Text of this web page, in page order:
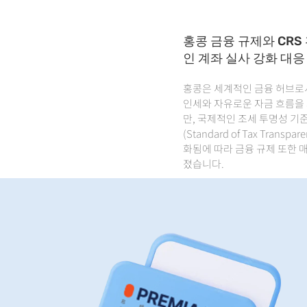
홍콩 금융 규제와 CRS
인 계좌 실사 강화 대
홍콩은 세계적인 금융 허브
인세와 자유로운 자금 흐름
만, 국제적인 조세 투명성 기
(Standard of Tax
화됨에 따라 금융 규제 또한
졌습니다.